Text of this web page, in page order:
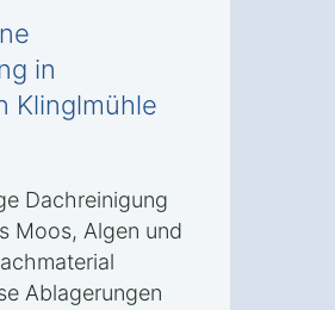
in
Klinglmühle
Dachreinigung
Moos, Algen und
Ablagerungen